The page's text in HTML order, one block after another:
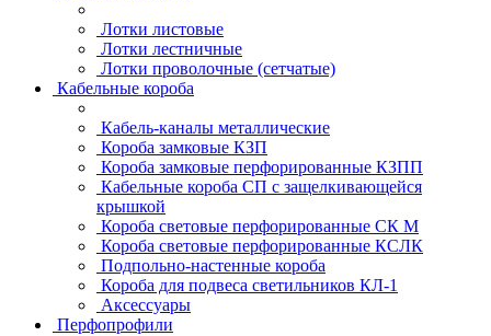
Лотки листовые
Лотки лестничные
Лотки проволочные (сетчатые)
Кабельные короба
Кабель-каналы металлические
Короба замковые КЗП
Короба замковые перфорированные КЗПП
Кабельные короба СП с защелкивающейся
крышкой
Короба световые перфорированные СК М
Короба световые перфорированные КСЛК
Подпольно-настенные короба
Короба для подвеса светильников КЛ-1
Аксессуары
Перфопрофили